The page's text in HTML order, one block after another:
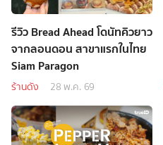
รีวิว Bread Ahead โดนัทคิวยาว
จากลอนดอน สาขาแรกในไทย
Siam Paragon
ร้านดัง 28 พ.ค. 69